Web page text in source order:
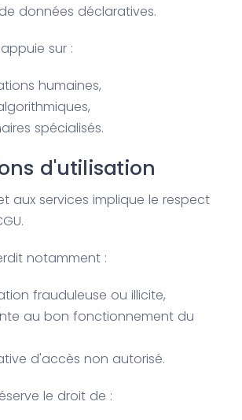
données déclaratives.
sur :
humaines,
spécialisés.
d'utilisation
aux services implique le respect
notamment :
frauduleuse ou illicite,
au bon fonctionnement du
d'accès non autorisé.
le droit de :